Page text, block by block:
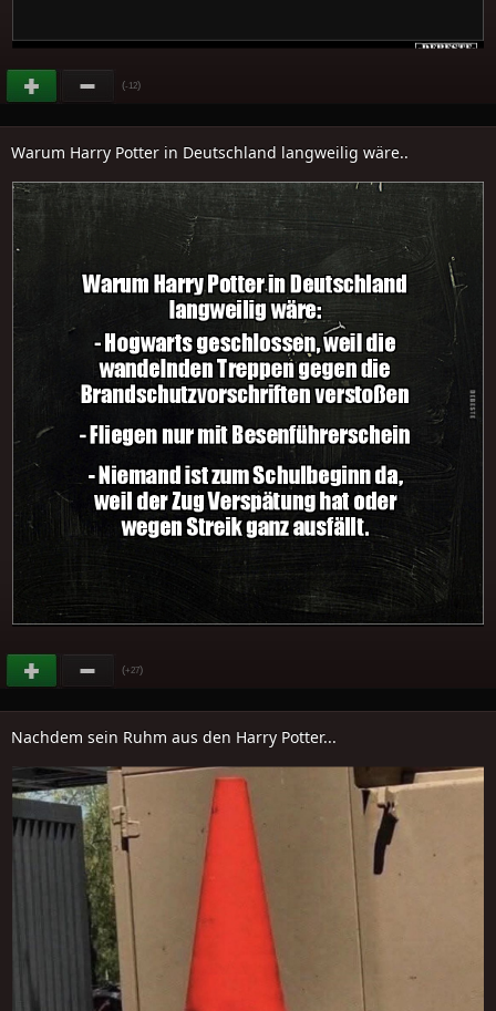
(-12)
Warum Harry Potter in Deutschland langweilig wäre..
(+27)
Nachdem sein Ruhm aus den Harry Potter...